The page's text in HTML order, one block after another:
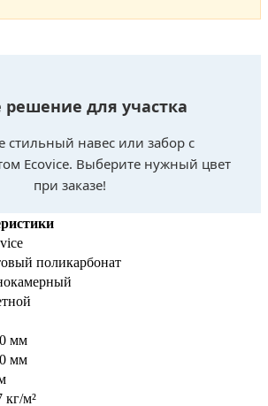
решение для участка
стильный навес или забор с
Ecovice. Выберите нужный цвет
при заказе!
поликарбонат
мм
мм
кг/м²